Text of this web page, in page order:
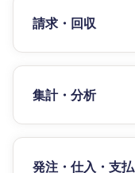
請求・回収
集計・分析
発注・仕入・支払